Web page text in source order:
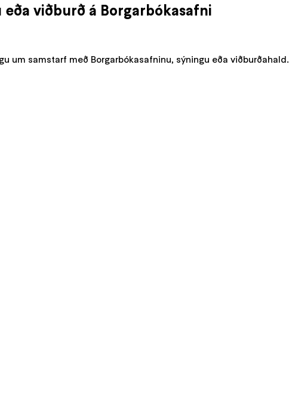
viðburð á Borgarbókasafni
um samstarf með Borgarbókasafninu, sýningu eða viðburðahald.